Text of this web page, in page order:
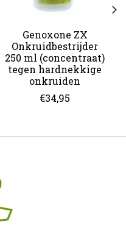
Genoxone ZX
Onkruidbestrijder
250 ml (concentraat)
tegen hardnekkige
onkruiden
€34,95